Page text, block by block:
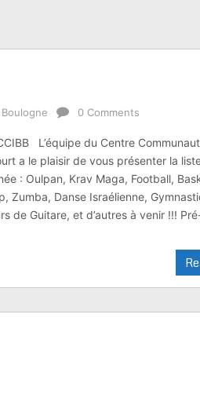
0 Comments
L’équipe du Centre
a le plaisir de vous présenter la
: Oulpan, Krav Maga, Football,
Zumba, Danse Israélienne,
de Guitare, et d’autres à venir !!!